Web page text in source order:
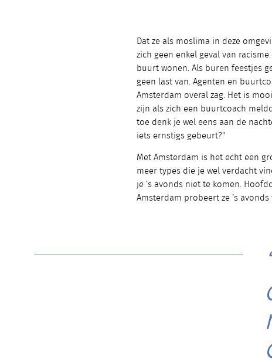
Dat ze als moslima in deze
zich geen enkel geval van
buurt wonen. Als buren feestjes
geen last van. Agenten en
Amsterdam overal zag. Het is
zijn als zich een buurtcoach
toe denk je wel eens aan de
iets ernstigs gebeurt?"
Met Amsterdam is het echt een
meer types die je wel verdacht
je ’s avonds niet te komen.
Amsterdam probeert ze ’s